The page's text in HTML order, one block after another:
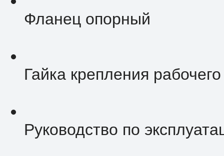
Фланец опорный
Гайка крепления
Руководство по